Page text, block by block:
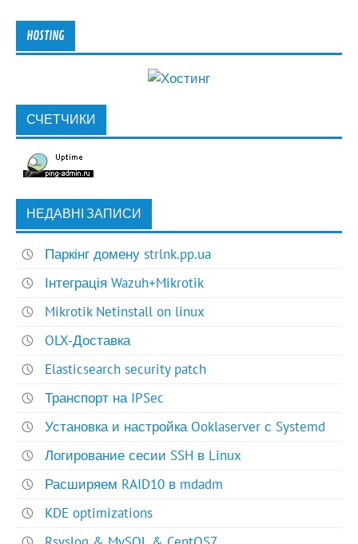
HOSTING
СЧЕТЧИКИ
НЕДАВНІ ЗАПИСИ
Паркінг домену strlnk.pp.ua
Інтеграція Wazuh+Mikrotik
Mikrotik Netinstall on linux
OLX-Доставка
Elasticsearch security patch
Транспорт на IPSec
Установка и настройка Ooklaserver с Systemd
Логирование сесии SSH в Linux
Расширяем RAID10 в mdadm
KDE optimizations